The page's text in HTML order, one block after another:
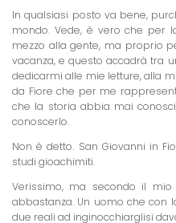
In qualsiasi posto va bene,
mondo. Vede, è vero che per
mezzo alla gente, ma proprio
vacanza, e questo accadrà tra
dedicarmi alle mie letture, alla
da Fiore che per me
che la storia abbia mai
conoscerlo.
Non è detto. San Giovanni in
studi gioachimiti.
Verissimo, ma secondo il
abbastanza. Un uomo che con
due reali ad inginocchiarglisi